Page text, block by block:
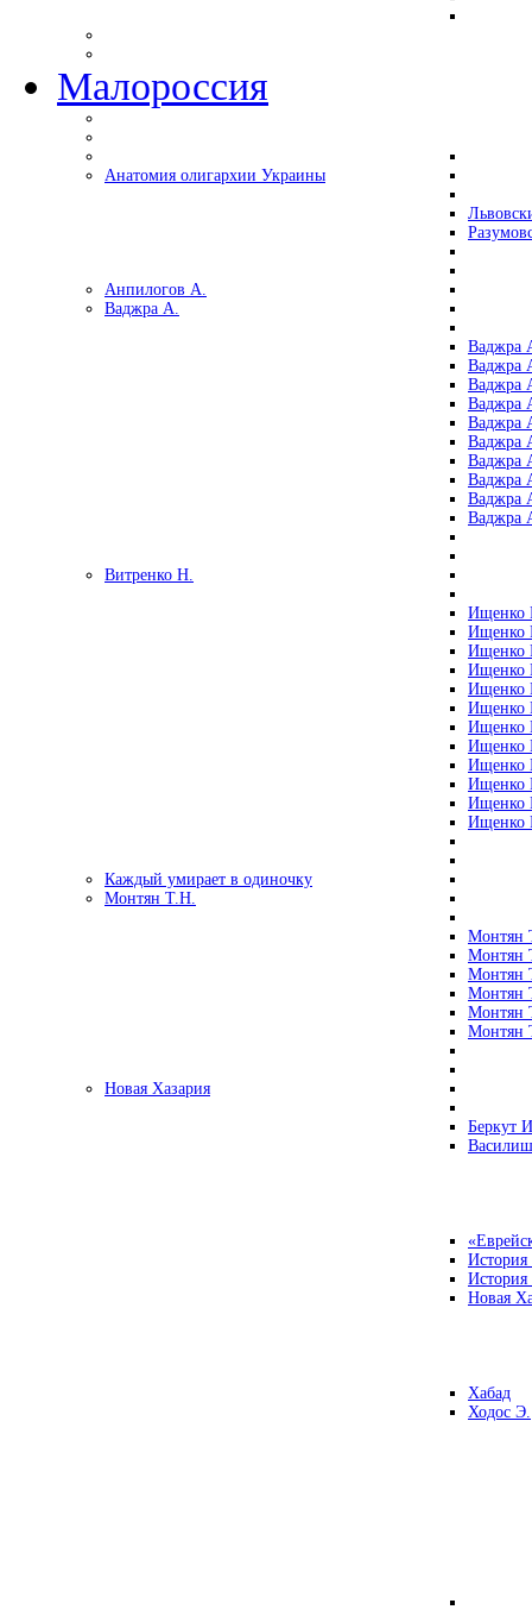
Малороссия
Анатомия олигархии Украины
Анпилогов А.
Ваджра А.
Ваджра
Ваджра
Ваджра
Ваджра
Ваджра
Ваджра
Ваджра
Ваджра
Ваджра
Ваджра
Витренко Н.
Ищенко
Ищенко
Ищенко
Ищенко
Ищенко
Ищенко
Ищенко
Ищенко
Ищенко
Ищенко
Ищенко
Ищенко
Каждый умирает в одиночку
Монтян Т.Н.
Монтян
Монтян
Монтян
Монтян
Монтян
Монтян
Новая Хазария
Беркут
Новая
Хабад
Ходос Э.